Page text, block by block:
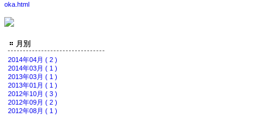
oka.html
月別
2014年04月 ( 2 )
2014年03月 ( 1 )
2013年03月 ( 1 )
2013年01月 ( 1 )
2012年10月 ( 3 )
2012年09月 ( 2 )
2012年08月 ( 1 )